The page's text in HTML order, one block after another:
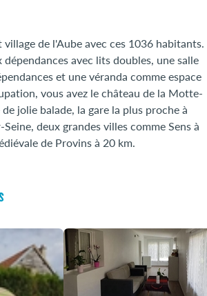
de l'Aube avec ces 1036 habitants.
dépendances avec lits doubles, une salle
et une véranda comme espace
vous avez le château de la Motte-
jolie balade, la gare la plus proche à
deux grandes villes comme Sens à
de Provins à 20 km.